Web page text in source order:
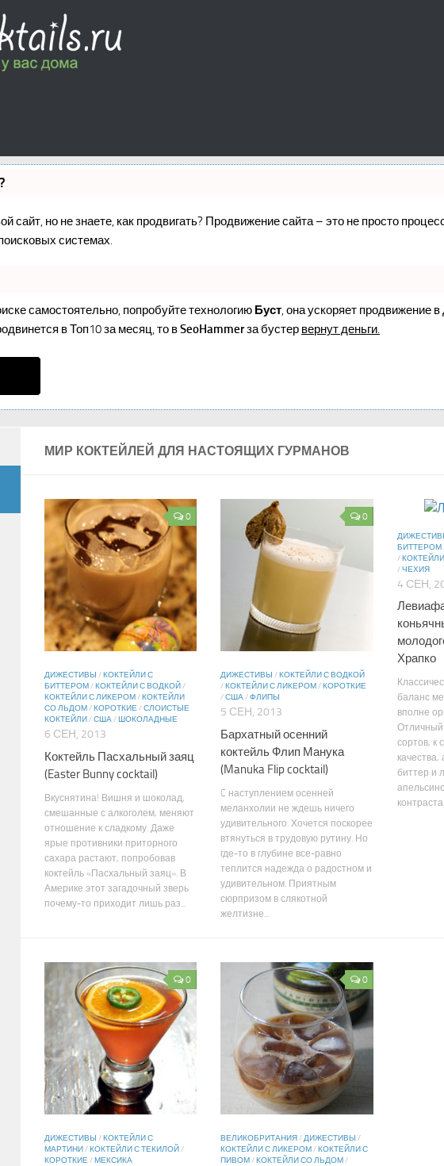
сайт, но не знаете, как продвигать? Продвижение сайта – это не просто
системах.
самостоятельно, попробуйте технологию Буст, она ускоряет продвижение
в Топ10 за месяц, то вSeoHammerза бустер вернут деньги.
МИР КОКТЕЙЛЕЙ ДЛЯ НАСТОЯЩИХ ГУРМАНОВ
0
ДИЖЕСТИВЫ /КОКТЕЙЛИ С
БИТТЕРОМ/КОКТЕЙЛИ С ВОДКОЙ/
КОКТЕЙЛИ С ЛИКЕРОМ/КОКТЕЙЛИ
СО ЛЬДОМ/КОРОТКИЕ/СЛОИСТЫЕ
КОКТЕЙЛИ/США/ШОКОЛАДНЫЕ
6 СЕН, 2013
Коктейль Пасхальный заяц
(Easter Bunny cocktail)
Вкуснятина! Вишня и шоколад,
смешанные с алкоголем, меняют
отношение к сладкому. Даже
ярые противники приторного
сахара растают, попробовав
коктейль «Пасхальный заяц». В
Америке этот загадочный зверь
почему-то приходит лишь раз...
0
ДИЖЕСТИВЫ /КОКТЕЙЛИ С ВОДКОЙ
/КОКТЕЙЛИ С ЛИКЕРОМ/КОРОТКИЕ
/США/ФЛИПЫ
5 СЕН, 2013
Бархатный осенний
коктейль Флип Манука
(Manuka Flip cocktail)
C наступлением осенней
меланхолии не ждешь ничего
удивительного. Хочется поскорее
втянуться в трудовую рутину. Но
где-то в глубине все-равно
теплится надежда о радостном и
удивительном. Приятным
сюрпризом в слякотной
желтизне...
БИТТЕРОМ
/
/ЧЕХИЯ
4 СЕН,
Храпко
баланс
вполне
Отличный
сортов, к
биттер и
0
ДИЖЕСТИВЫ /КОКТЕЙЛИ С
МАРТИНИ/КОКТЕЙЛИ С ТЕКИЛОЙ/
КОРОТКИЕ/МЕКСИКА
0
ВЕЛИКОБРИТАНИЯ/ДИЖЕСТИВЫ /
КОКТЕЙЛИ С ЛИКЕРОМ/КОКТЕЙЛИ С
ПИВОМ/КОКТЕЙЛИ СО ЛЬДОМ/